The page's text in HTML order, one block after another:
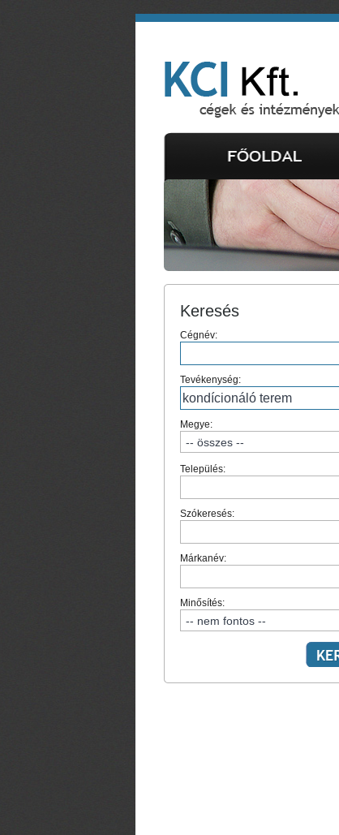
Keresés
Cégnév:
Tevékenység:
Megye:
Település:
Szókeresés:
Márkanév:
Minősítés: